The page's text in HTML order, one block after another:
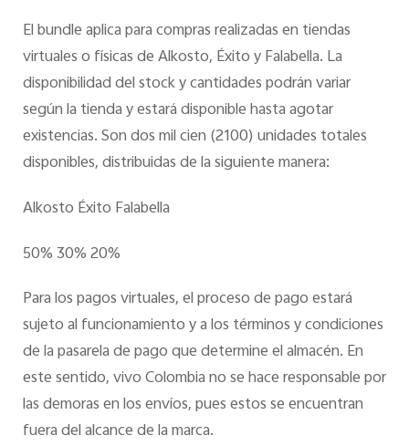
El bundle aplica para compras realizadas en tiendas
virtuales o físicas de Alkosto, Éxito y Falabella. La
disponibilidad del stock y cantidades podrán variar
según la tienda y estará disponible hasta agotar
existencias. Son dos mil cien (2100) unidades totales
disponibles, distribuidas de la siguiente manera:
Alkosto Éxito Falabella
50%30%20%
Para los pagos virtuales, el proceso de pago estará
sujeto al funcionamiento y a los términos y condiciones
de la pasarela de pago que determine el almacén. En
este sentido, vivo Colombia no se hace responsable por
las demoras en los envíos, pues estos se encuentran
fuera del alcance de la marca.